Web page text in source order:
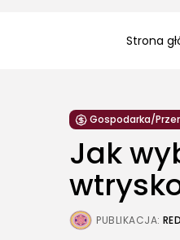
Strona
Gospodarka/
Jak
PUBLIKACJA: